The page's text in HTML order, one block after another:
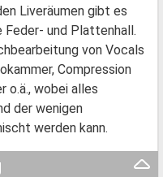
Liveräumen gibt es
Feder- und Plattenhall.
von Vocals
Compression
o.ä., wobei alles
der wenigen
werden kann.